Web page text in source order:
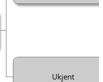
Ukjent